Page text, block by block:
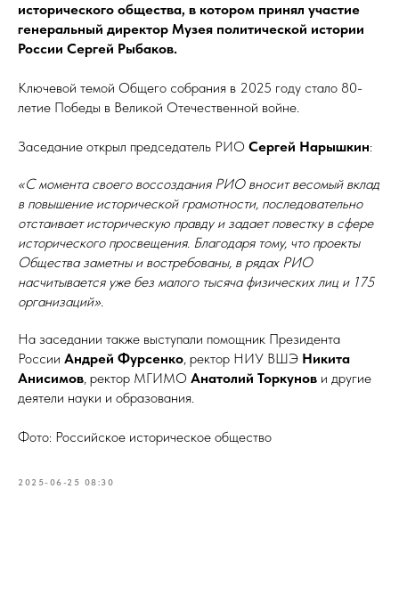
исторического общества, в котором принял участие
генеральный директор Музея политической истории
России Сергей Рыбаков.
Ключевой темой Общего собрания в 2025 году стало 80-
летие Победы в Великой Отечественной войне.
Заседание открыл председатель РИО Сергей Нарышкин:
«С момента своего воссоздания РИО вносит весомый вклад
в повышение исторической грамотности, последовательно
отстаивает историческую правду и задает повестку в сфере
исторического просвещения. Благодаря тому, что проекты
Общества заметны и востребованы, в рядах РИО
насчитывается уже без малого тысяча физических лиц и 175
организаций».
На заседании также выступали помощник Президента
России Андрей Фурсенко, ректор НИУ ВШЭ Никита
Анисимов, ректор МГИМО Анатолий Торкунов и другие
деятели науки и образования.
Фото: Российское историческое общество
2025-06-25 08:30